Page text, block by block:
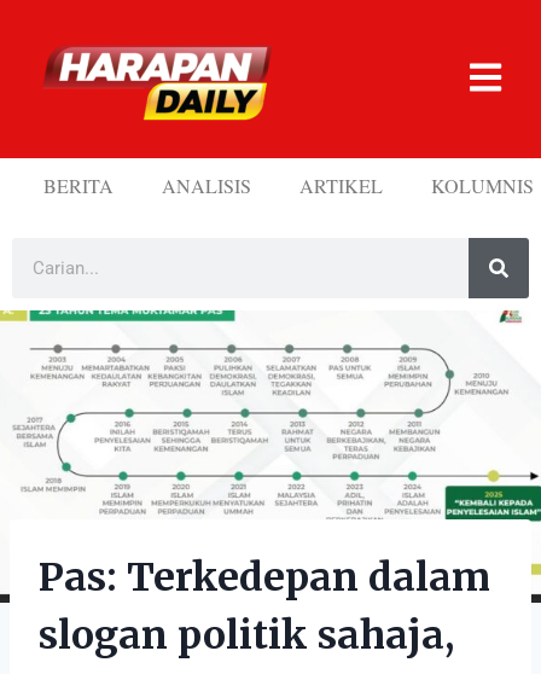
BERITA ANALISIS ARTIKEL KOLUMNIS
Pas: Terkedepan dalam
slogan politik sahaja,